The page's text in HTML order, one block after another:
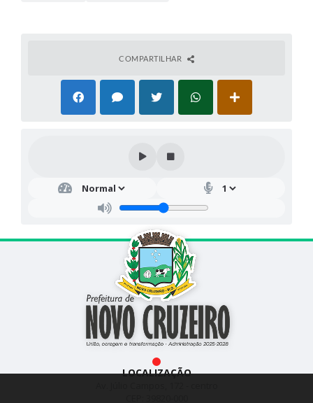
COMPARTILHAR
LOCALIZAÇÃO